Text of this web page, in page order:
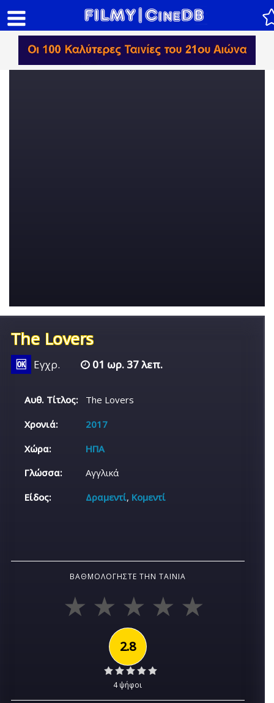
The Lovers
🆗 Εγχρ. 01 ωρ. 37 λεπ.
Αυθ. Τίτλος:
The Lovers
Χρονιά:
2017
Χώρα:
ΗΠΑ
Γλώσσα:
Αγγλικά
Είδος:
Δραμεντί, Κομεντί
ΒΑΘΜΟΛΟΓΉΣΤΕ ΤΗΝ ΤΑΙΝΊΑ
2.8
4 ψήφοι